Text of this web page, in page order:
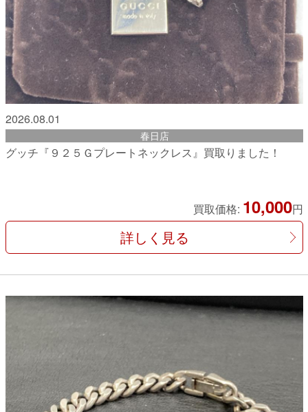
2026.08.01
春日店
グッチ『９２５Ｇプレートネックレス』買取りました！
買取価格: 10,000円
詳しく見る